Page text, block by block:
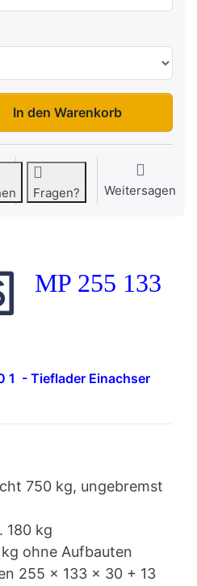
133 750 1 zu 1.532,13 €, Menge
In den Warenkorb
Fragen? Weitersagen
MP 255 133
1 - Tieflader Einachser
750 kg, ungebremst
180 kg
ohne Aufbauten
255 x 133 x 30 + 13